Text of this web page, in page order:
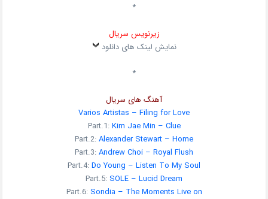
*
زیرنویس سریال
نمایش لینک های دانلود
*
آهنگ های سریال
Varios Artistas – Filing for Love
Part.1:Kim Jae Min – Clue
Part.2:Alexander Stewart – Home
Part.3:Andrew Choi – Royal Flush
Part.4:Do Young – Listen To My Soul
Part.5:SOLE – Lucid Dream
Part.6:Sondia – The Moments Live on